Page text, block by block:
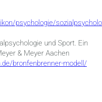
psychologie/
und Sport. Ein
& Meyer Aachen
bronfenbrenner-modell/